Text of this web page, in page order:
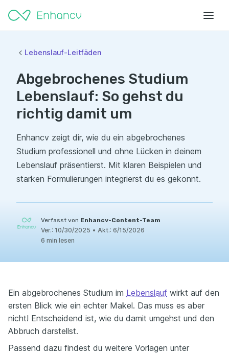
Lebenslauf-Leitfäden
Abgebrochenes Studium
Lebenslauf: So gehst du
richtig damit um
Enhancv zeigt dir, wie du ein abgebrochenes
Studium professionell und ohne Lücken in deinem
Lebenslauf präsentierst. Mit klaren Beispielen und
starken Formulierungen integrierst du es gekonnt.
Verfasst von Enhancv-Content-Team
Ver.: 10/30/2025 • Akt.: 6/15/2026
6 min lesen
Ein abgebrochenes Studium im Lebenslauf wirkt auf den
ersten Blick wie ein echter Makel. Das muss es aber
nicht! Entscheidend ist, wie du damit umgehst und den
Abbruch darstellst.
Passend dazu findest du weitere Vorlagen unter